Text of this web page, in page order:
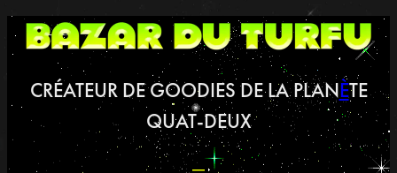
Aller
au
CRÉATEUR DE GOODIES DE LA PLANÈTE
QUAT-DEUX